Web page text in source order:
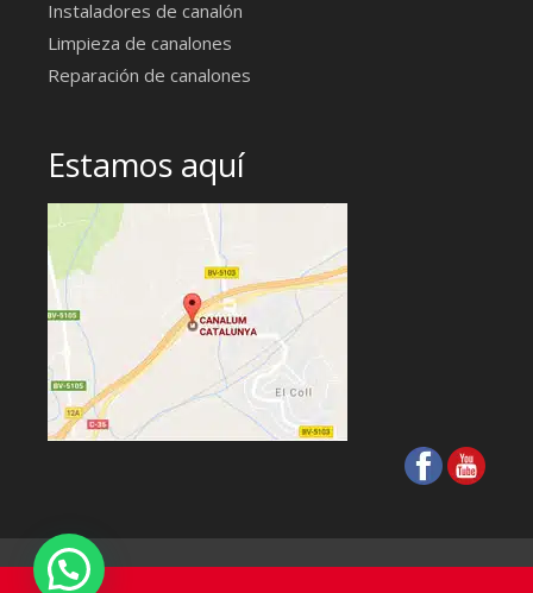
Instaladores de canalón
Limpieza de canalones
Reparación de canalones
Estamos aquí
2026 Canalum Catalunya © -